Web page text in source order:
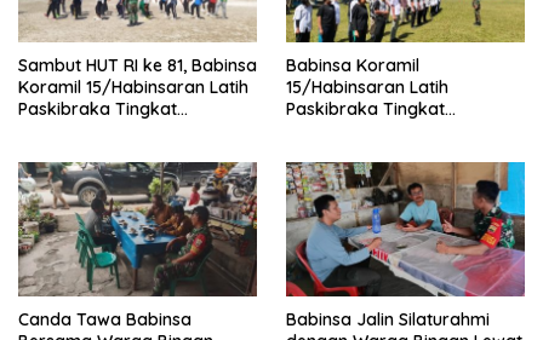
Sambut HUT RI ke 81, Babinsa
Koramil 15/Habinsaran Latih
Paskibraka Tingkat
Babinsa Koramil
15/Habinsaran Latih
Paskibraka Tingkat
Canda Tawa Babinsa
Babinsa Jalin Silaturahmi